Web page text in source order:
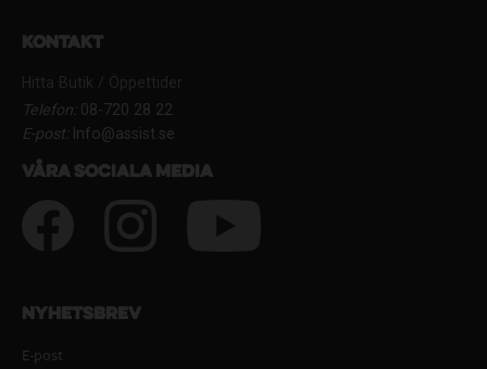
Kontakt
Hitta Butik / Öppettider
Telefon:08-720 28 22
E-post:Info@assist.se
Våra sociala media
Nyhetsbrev
E-post